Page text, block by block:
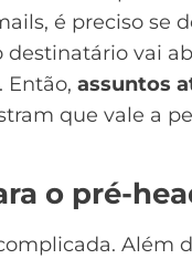
é preciso se
destinatário vai
Então, assuntos
que vale a
o pré-
Além